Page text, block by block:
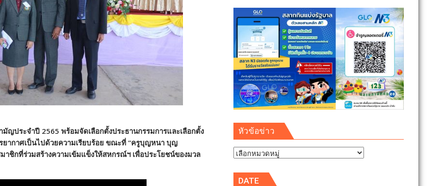
ประจำปี 2565 พร้อมจัดเลือกตั้งประธานกรรมการและเลือกตั้ง
ยากาศเป็นไปด้วยความเรียบร้อย ขณะที่ “ครูบุญหนา บุญ
ชิกที่ร่วมสร้างความเข้มแข็งให้สหกรณ์ฯ เพื่อประโยชน์ของมวล
หัวข้อข่าว
หัวข้อ
DATE